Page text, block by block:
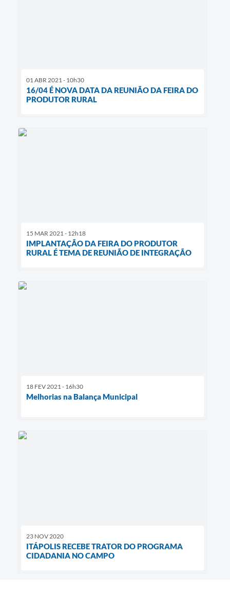
01 ABR 2021 - 10h30
16/04 É NOVA DATA DA REUNIÃO DA FEIRA DO
PRODUTOR RURAL
15 MAR 2021 - 12h18
IMPLANTAÇÃO DA FEIRA DO PRODUTOR
RURAL É TEMA DE REUNIÃO DE INTEGRAÇÃO
18 FEV 2021 - 16h30
Melhorias na Balança Municipal
23 NOV 2020
ITÁPOLIS RECEBE TRATOR DO PROGRAMA
CIDADANIA NO CAMPO